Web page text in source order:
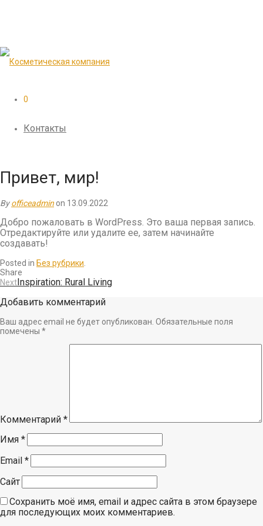
0
Контакты
Привет, мир!
Byofficeadmin on 13.09.2022
Добро пожаловать в WordPress. Это ваша первая запись.
Отредактируйте или удалите ее, затем начинайте
создавать!
Posted in Без рубрики
Share
NextInspiration: Rural Living
Добавить комментарий
Ваш адрес email не будет опубликован. Обязательные поля
помечены *
Комментарий *
Имя *
Email *
Сайт
Сохранить моё имя, email и адрес сайта в этом браузере
для последующих моих комментариев.